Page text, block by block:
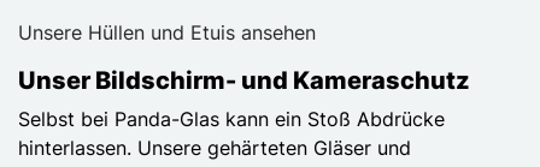
Unsere Hüllen und Etuis ansehen
Unser Bildschirm- und Kameraschutz
Selbst bei Panda-Glas kann ein Stoß Abdrücke
hinterlassen. Unsere gehärteten Gläser und